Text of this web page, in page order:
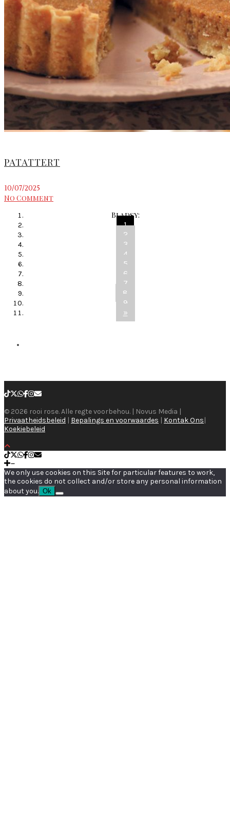
PATATTERT
10/07/2025
No Comment
Bladsy:
1
2
3
4
5
6
7
8
9
»
© 2026 rooi rose. Alle regte voorbehou. | Novus Media |
Privaatheidsbeleid | Bepalings en voorwaardes | Kontak Ons|
Koekiebeleid
We only use cookies on this Site for particular features to work,
the cookies do not collect and/or store any personal information
about you. Ok